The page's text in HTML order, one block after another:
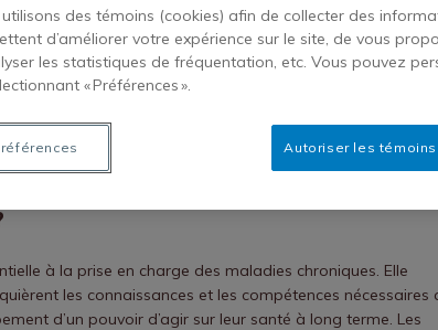
à la prise en charge des maladies chroniques. Elle
les connaissances et les compétences nécessaires
d’un pouvoir d’agir sur leur santé à long terme. Les
des témoins (cookies) afin de collecter des
d’améliorer votre expérience sur le site, de vous
les statistiques de fréquentation, etc. Vous pouvez
« Préférences ».
Autoriser les témoins